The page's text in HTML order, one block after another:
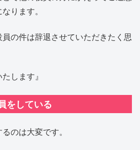
ります。
の件は辞退させていただきたく思
します』
をしている
のは大変です。